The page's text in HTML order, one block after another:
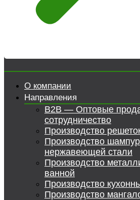
О компании
Направления
B2B — Оптовые
сотрудничество
Производство
Производство
нержавеющей стали
Производство
ванной
Производство
Производство